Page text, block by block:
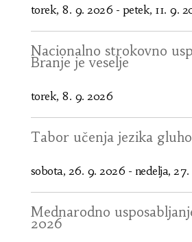
torek, 8. 9. 2026 - petek, 11. 9.
Nacionalno strokovno
Branje je veselje
torek, 8. 9. 2026
Tabor učenja jezika
sobota, 26. 9. 2026 - nedelja,
Mednarodno
2026